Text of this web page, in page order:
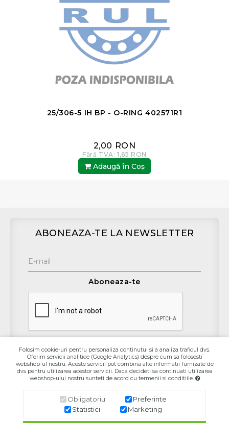
25/306-5 IH BP - O-RING 402571R1
2,00 RON
Fără TVA: 1,65 RON
Adaugă în Coş
ABONEAZA-TE LA NEWSLETTER
Aboneaza-te
Contact
Contul Meu
Folosim cookie-uri pentru personaliza continutul si a analiza traficul dvs.
Oferim servicii analitice (Google Analytics) despre cum sa folosesti
webshop-ul nostru. Aceste servicii pot combina alte informatii furnizate de
dvs pentru utilizarea acestor servicii. Daca decideti sa continuati utilizarea
webshop-ului nostru sunteti de acord cu termenii si conditiile.
Obligatoriu
Preferinte
Statistici
Marketing